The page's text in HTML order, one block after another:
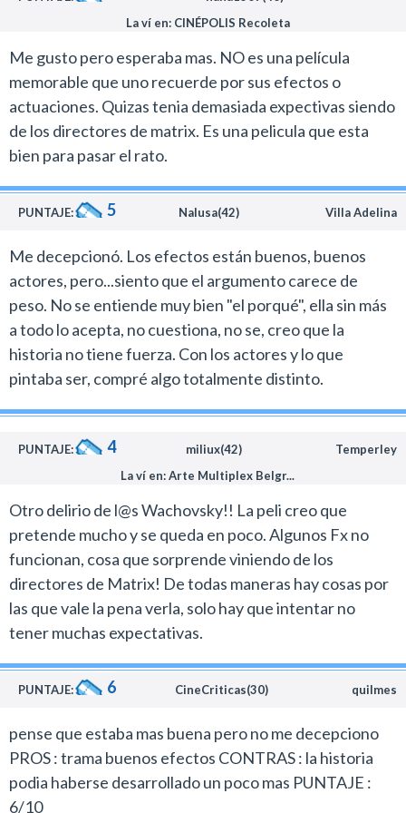
directores comenzaron con una idea y luego el
proyecto se transformó en otra cosa. Esto se puede
apreciar claramente en la trama.
La primera parte donde se presenta el conflicto y sus
protagonistas es una película y a partir del momento en
que Mila Kunis viaja a otro planeta la historia se enfoca
por otro camino.
los Wachowski tampoco se toman tan en serio el
situaciones humorísticas.
Channing Tatum presenta un trabajo decente como el
típico discípulo de John Carter y Mila Kunis logra llevar
adelante con éxito un rol que nunca había trabajado en
el cine.
Celebro la participación de Sean Bean y el hecho que
esta reseña si tiene un final trágico en la trama, pero no
podía dejar de destacarlo porque interpreta a uno de
los mejores personajes de esta propuesta.
todos sus viejos colaboradores que fueron parte de
Matrix y a nivel visual la película es extraordinaria.
En estos días donde es frecuente ver un despliegue de
efectos digitales mal usados que arruinan las historias
con secuencias artificiales, acá nos encontramos con
un trabajo de primer nivel en estos campos. Las
secuencias de acción son espectaculares y se nota una
vez más la enorme influencia que tiene el animé en el
El destino de Júpiter tiene sus puntos más débiles en el
guión donde los Wachowski derrapan con algunos
excesos.
La ví en: CINÉPOLIS Recoleta
Me gusto pero esperaba mas. NO es una película
memorable que uno recuerde por sus efectos o
actuaciones. Quizas tenia demasiada expectivas siendo
de los directores de matrix. Es una pelicula que esta
bien para pasar el rato.
PUNTAJE: 5 Nalusa(42) Villa Adelina
Me decepcionó. Los efectos están buenos, buenos
actores, pero...siento que el argumento carece de
peso. No se entiende muy bien "el porqué", ella sin más
a todo lo acepta, no cuestiona, no se, creo que la
historia no tiene fuerza. Con los actores y lo que
pintaba ser, compré algo totalmente distinto.
PUNTAJE: 4 miliux(42)
Temperley
La ví en: Arte Multiplex Belgr...
Otro delirio de l@s Wachovsky!! La peli creo que
pretende mucho y se queda en poco. Algunos Fx no
funcionan, cosa que sorprende viniendo de los
directores de Matrix! De todas maneras hay cosas por
las que vale la pena verla, solo hay que intentar no
tener muchas expectativas.
PUNTAJE: 6 CineCriticas(30) quilmes
pense que estaba mas buena pero no me decepciono
PROS : trama buenos efectos CONTRAS : la historia
podia haberse desarrollado un poco mas PUNTAJE :
6/10